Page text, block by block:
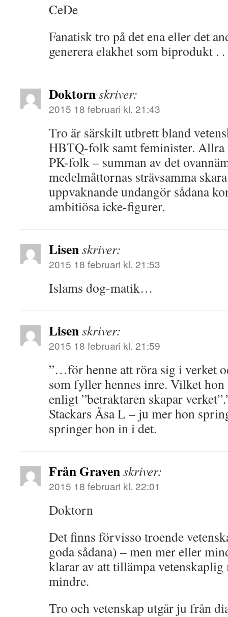
CeDe
Fanatisk tro på det ena eller det
generera elakhet som biprodukt . .
Doktornskriver:
2015 18 februari kl. 21:43
Tro är särskilt utbrett bland
HBTQ-folk samt feminister. Allra
PK-folk – summan av det
medelmåttornas strävsamma
uppvaknande undangör sådana
ambitiösa icke-figurer.
Lisenskriver:
2015 18 februari kl. 21:53
Islams dog-matik…
Lisenskriver:
2015 18 februari kl. 21:59
”…för henne att röra sig i verket
som fyller hennes inre. Vilket
enligt ”betraktaren skapar
Stackars Åsa L – ju mer hon
springer hon in i det.
Från Gravenskriver:
2015 18 februari kl. 22:01
Doktorn
Det finns förvisso troende
goda sådana) – men mer eller
klarar av att tillämpa
mindre.
Tro och vetenskap utgår ju från